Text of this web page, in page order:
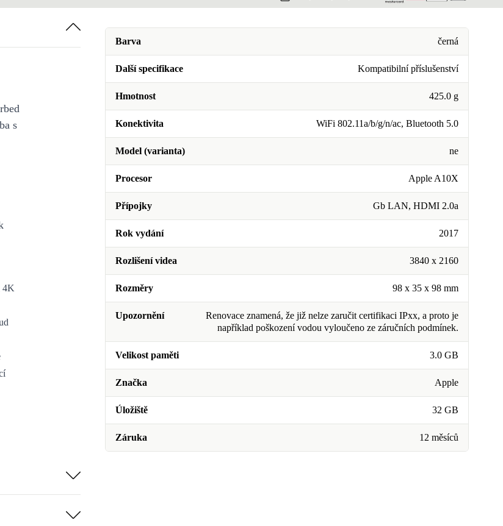
Barva černá
Další specifikace Kompatibilní příslušenství
Hmotnost 425.0 g
Konektivita WiFi 802.11a/b/g/n/ac, Bluetooth 5.0
Model (varianta) ne
Procesor Apple A10X
Přípojky Gb LAN, HDMI 2.0a
Rok vydání 2017
Rozlišení videa 3840 x 2160
Rozměry 98 x 35 x 98 mm
Upozornění
Renovace znamená, že již nelze zaručit certifikaci IPxx, a proto je
například poškození vodou vyloučeno ze záručních podmínek.
Velikost paměti 3.0 GB
Značka Apple
Úložiště 32 GB
Záruka 12 měsíců
s
4K